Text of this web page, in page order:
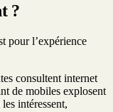
?
pour l’expérience
consultent internet
de mobiles explosent
intéressent,